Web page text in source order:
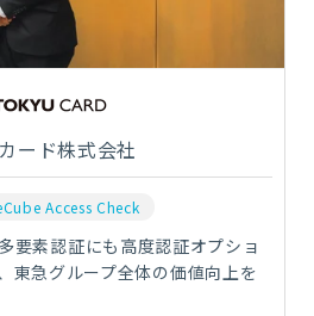
ード株式会社
Access Check
要素認証にも高度認証オプショ
東急グループ全体の価値向上を